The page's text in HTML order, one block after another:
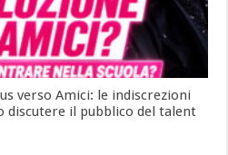
verso Amici: le indiscrezioni
discutere il pubblico del talent